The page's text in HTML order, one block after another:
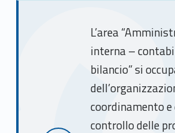
L’area
interna –
bilancio” si
coordinamento e
controllo delle